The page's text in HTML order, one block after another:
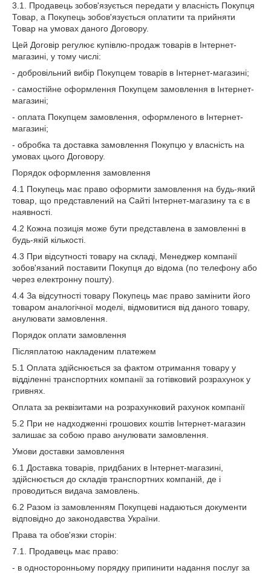
3.1. Продавець зобов'язується передати у власність Покупця
Товар, а Покупець зобов'язується оплатити та прийняти
Товар на умовах даного Договору.
Цей Договір регулює купівлю-продаж товарів в Інтернет-
магазині, у тому числі:
- добровільний вибір Покупцем товарів в Інтернет-магазині;
- самостійне оформлення Покупцем замовлення в Інтернет-
магазині;
- оплата Покупцем замовлення, оформленого в Інтернет-
магазині;
- обробка та доставка замовлення Покупцю у власність на
умовах цього Договору.
Порядок оформлення замовлення
4.1 Покупець має право оформити замовлення на будь-який
товар, що представлений на Сайті Інтернет-магазину та є в
наявності.
4.2 Кожна позиція може бути представлена в замовленні в
будь-якій кількості.
4.3 При відсутності товару на складі, Менеджер компанії
зобов'язаний поставити Покупця до відома (по телефону або
через електронну пошту).
4.4 За відсутності товару Покупець має право замінити його
товаром аналогічної моделі, відмовитися від даного товару,
анулювати замовлення.
Порядок оплати замовлення
Післяплатою накладеним платежем
5.1 Оплата здійснюється за фактом отримання товару у
відділенні транспортних компанії за готівковий розрахунок у
гривнях.
Оплата за реквізитами на розрахунковий рахунок компанії
5.2 При не надходженні грошових коштів Інтернет-магазин
залишає за собою право анулювати замовлення.
Умови доставки замовлення
6.1 Доставка товарів, придбаних в Інтернет-магазині,
здійснюється до складів транспортних компаній, де і
проводиться видача замовлень.
6.2 Разом із замовленням Покупцеві надаються документи
відповідно до законодавства України.
Права та обов'язки сторін:
7.1. Продавець має право:
- в односторонньому порядку припинити надання послуг за